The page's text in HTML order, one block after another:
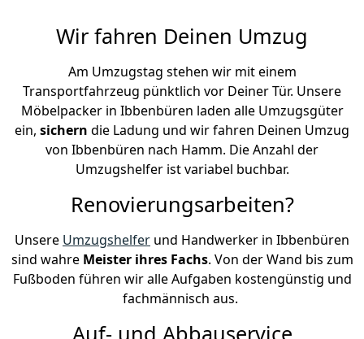
Wir fahren Deinen Umzug
Am Umzugstag stehen wir mit einem
Transportfahrzeug pünktlich vor Deiner Tür. Unsere
Möbelpacker in Ibbenbüren laden alle Umzugsgüter
ein, sichern die Ladung und wir fahren Deinen Umzug
von Ibbenbüren nach Hamm. Die Anzahl der
Umzugshelfer ist variabel buchbar.
Renovierungsarbeiten?
Unsere Umzugshelfer und Handwerker in Ibbenbüren
sind wahre Meister ihres Fachs. Von der Wand bis zum
Fußboden führen wir alle Aufgaben kostengünstig und
fachmännisch aus.
Auf- und Abbauservice